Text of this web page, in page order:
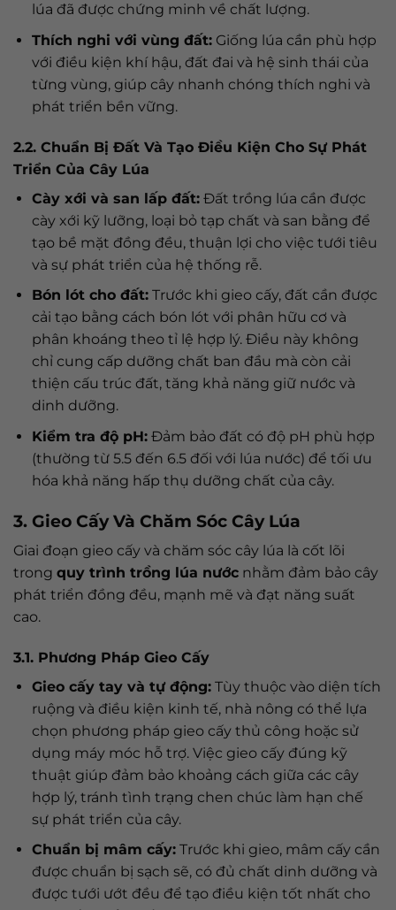
lúa đã được chứng minh về chất lượng.
Thích nghi với vùng đất:Giống lúa cần phù hợp
với điều kiện khí hậu, đất đai và hệ sinh thái của
từng vùng, giúp cây nhanh chóng thích nghi và
phát triển bền vững.
2.2. Chuẩn Bị Đất Và Tạo Điều Kiện Cho Sự Phát
Triển Của Cây Lúa
Cày xới và san lấp đất:Đất trồng lúa cần được
cày xới kỹ lưỡng, loại bỏ tạp chất và san bằng để
tạo bề mặt đồng đều, thuận lợi cho việc tưới tiêu
và sự phát triển của hệ thống rễ.
Bón lót cho đất:Trước khi gieo cấy, đất cần được
cải tạo bằng cách bón lót với phân hữu cơ và
phân khoáng theo tỉ lệ hợp lý. Điều này không
chỉ cung cấp dưỡng chất ban đầu mà còn cải
thiện cấu trúc đất, tăng khả năng giữ nước và
dinh dưỡng.
Kiểm tra độ pH:Đảm bảo đất có độ pH phù hợp
(thường từ 5.5 đến 6.5 đối với lúa nước) để tối ưu
hóa khả năng hấp thụ dưỡng chất của cây.
3. Gieo Cấy Và Chăm Sóc Cây Lúa
Giai đoạn gieo cấy và chăm sóc cây lúa là cốt lõi
trong quy trình trồng lúa nước nhằm đảm bảo cây
phát triển đồng đều, mạnh mẽ và đạt năng suất
cao.
3.1. Phương Pháp Gieo Cấy
Gieo cấy tay và tự động:Tùy thuộc vào diện tích
ruộng và điều kiện kinh tế, nhà nông có thể lựa
chọn phương pháp gieo cấy thủ công hoặc sử
dụng máy móc hỗ trợ. Việc gieo cấy đúng kỹ
thuật giúp đảm bảo khoảng cách giữa các cây
hợp lý, tránh tình trạng chen chúc làm hạn chế
sự phát triển của cây.
Chuẩn bị mâm cấy:Trước khi gieo, mâm cấy cần
được chuẩn bị sạch sẽ, có đủ chất dinh dưỡng và
được tưới ướt đều để tạo điều kiện tốt nhất cho